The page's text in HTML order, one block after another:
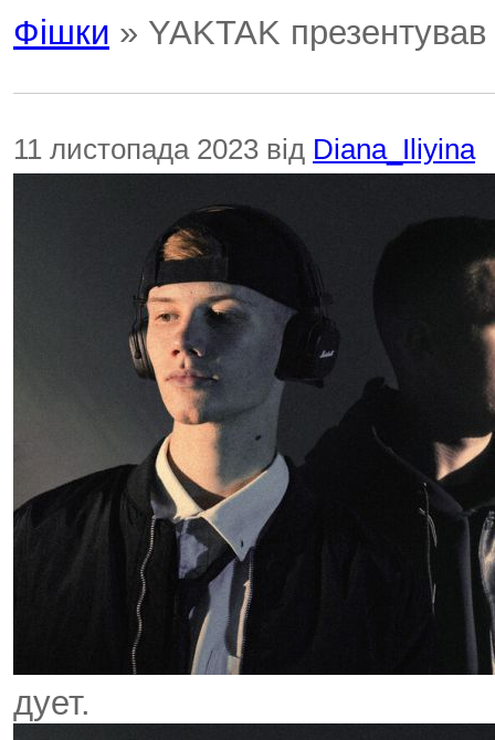
Фішки » YAKTAK презентував
11 листопада 2023 від Diana_Iliyina
дует.